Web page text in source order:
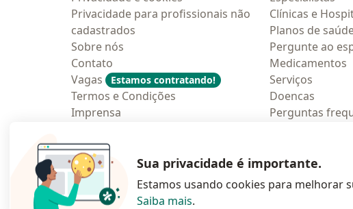
Privacidade para profissionais não
cadastrados
Sobre nós
Contato
Vagas
Estamos contratando!
Termos e Condições
Imprensa
Clínicas e
Planos de
Pergunte ao
Medicamentos
Serviços
Doencas
Perguntas
Sua privacidade é importante.
Estamos usando cookies para melhorar
Saiba mais.